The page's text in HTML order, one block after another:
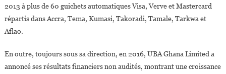
2013 à plus de 60 guichets automatiques Visa, Verve et Mastercard
répartis dans Accra, Tema, Kumasi, Takoradi, Tamale, Tarkwa et
Aflao.
En outre, toujours sous sa direction, en 2016, UBA Ghana Limited a
annoncé ses résultats financiers non audités, montrant une croissance